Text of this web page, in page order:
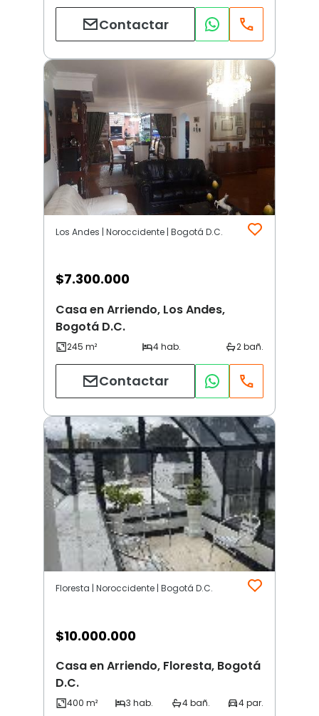
Contactar
Los Andes | Noroccidente | Bogotá D.C.
$7.300.000
Casa en Arriendo, Los Andes,
Bogotá D.C.
Contactar
Floresta | Noroccidente | Bogotá D.C.
$10.000.000
Casa en Arriendo, Floresta, Bogotá
D.C.